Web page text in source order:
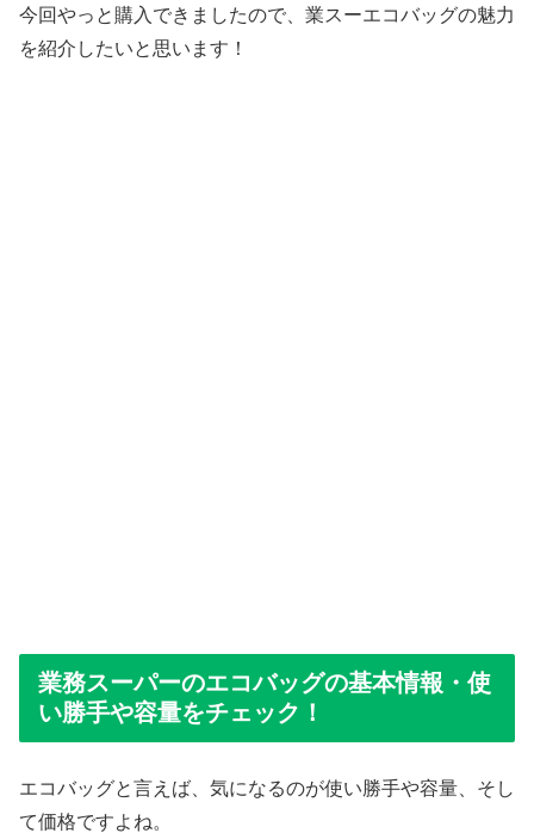
今回やっと購入できましたので、業スーエコバッグの魅力
を紹介したいと思います！
業務スーパーのエコバッグの基本情報・使
い勝手や容量をチェック！
エコバッグと言えば、気になるのが使い勝手や容量、そし
て価格ですよね。